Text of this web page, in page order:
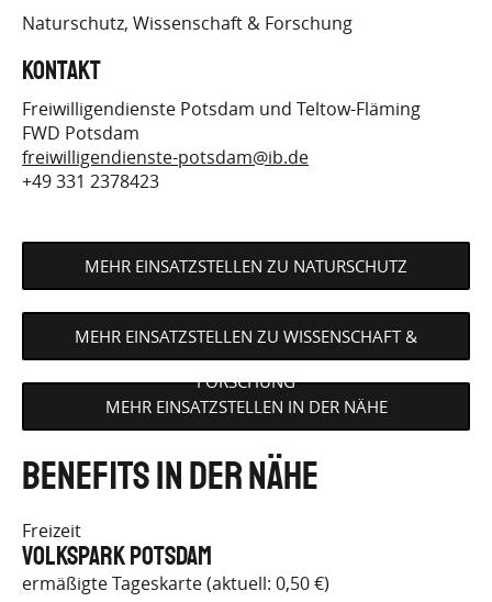
Naturschutz Wissenschaft & Forschung
Kontakt
Freiwilligendienste Potsdam und Teltow-Fläming
FWD Potsdam
freiwilligendienste-potsdam@ib.de
+49 331 2378423
MEHR EINSATZSTELLEN ZU NATURSCHUTZ
MEHR EINSATZSTELLEN ZU WISSENSCHAFT &
FORSCHUNG
MEHR EINSATZSTELLEN IN DER NÄHE
Benefits in der Nähe
Freizeit
Volkspark Potsdam
ermäßigte Tageskarte (aktuell: 0,50 €)